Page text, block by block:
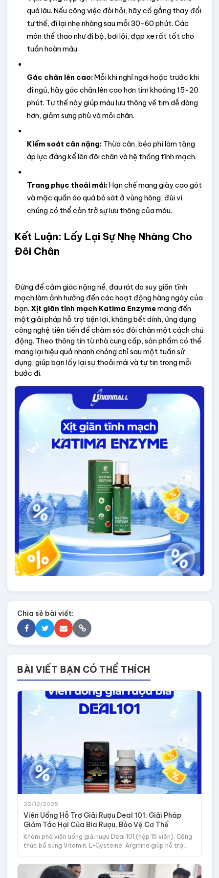
quá lâu. Nếu công việc đòi hỏi, hãy cố gắng thay đổi
tư thế, đi lại nhẹ nhàng sau mỗi 30-60 phút. Các
môn thể thao như đi bộ, bơi lội, đạp xe rất tốt cho
tuần hoàn máu.
Gác chân lên cao: Mỗi khi nghỉ ngơi hoặc trước khi
đi ngủ, hãy gác chân lên cao hơn tim khoảng 15-20
phút. Tư thế này giúp máu lưu thông về tim dễ dàng
hơn, giảm sưng phù và mỏi chân.
Kiểm soát cân nặng: Thừa cân, béo phì làm tăng
áp lực đáng kể lên đôi chân và hệ thống tĩnh mạch.
Trang phục thoải mái: Hạn chế mang giày cao gót
và mặc quần áo quá bó sát ở vùng hông, đùi vì
chúng có thể cản trở sự lưu thông của máu.
Kết Luận: Lấy Lại Sự Nhẹ Nhàng Cho
Đôi Chân
Đừng để cảm giác nặng nề, đau rát do suy giãn tĩnh
mạch làm ảnh hưởng đến các hoạt động hàng ngày của
bạn. Xịt giãn tĩnh mạch Katima Enzyme mang đến
một giải pháp hỗ trợ tiện lợi, không bết dính, ứng dụng
công nghệ tiên tiến để chăm sóc đôi chân một cách chủ
động. Theo thông tin từ nhà cung cấp, sản phẩm có thể
mang lại hiệu quả nhanh chóng chỉ sau một tuần sử
dụng, giúp bạn lấy lại sự thoải mái và tự tin trong mỗi
bước đi.
Chia sẻ bài viết:
BÀI VIẾT BẠN CÓ THỂ THÍCH
22/12/2025
Viên Uống Hỗ Trợ Giải Rượu Deal 101: Giải Pháp
Giảm Tác Hại Của Bia Rượu, Bảo Vệ Cơ Thể
Khám phá viên uống giải rượu Deal 101 (hộp 15 viên). Công
thức bổ sung Vitamin, L-Cysteine, Arginine giúp hỗ trợ
giảm say, giảm mệt mỏi và bảo vệ gan hiệu quả.